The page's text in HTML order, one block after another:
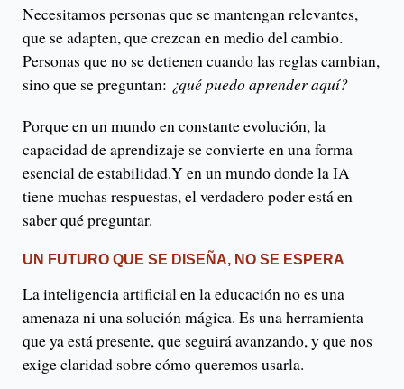
Necesitamos personas que se mantengan relevantes,
que se adapten, que crezcan en medio del cambio.
Personas que no se detienen cuando las reglas cambian,
sino que se preguntan: ¿qué puedo aprender aquí?
Porque en un mundo en constante evolución, la
capacidad de aprendizaje se convierte en una forma
esencial de estabilidad.Y en un mundo donde la IA
tiene muchas respuestas, el verdadero poder está en
saber qué preguntar.
UN FUTURO QUE SE DISEÑA, NO SE ESPERA
La inteligencia artificial en la educación no es una
amenaza ni una solución mágica. Es una herramienta
que ya está presente, que seguirá avanzando, y que nos
exige claridad sobre cómo queremos usarla.